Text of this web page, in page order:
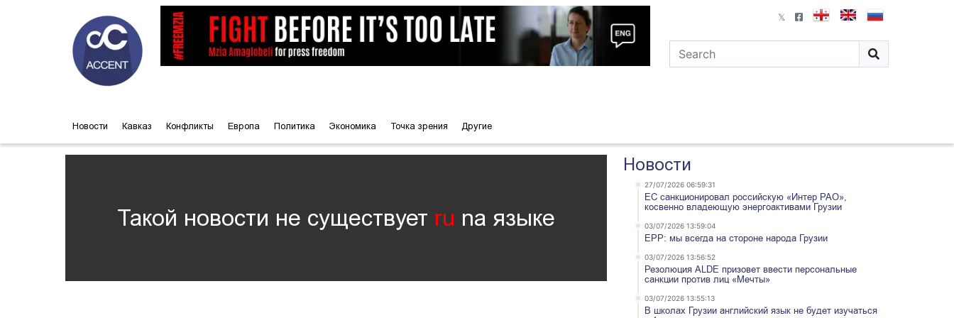
Новости Кавказ Конфликты Европа Политика Экономика Точка зрения Другие
Такой новости не существует ru nа языке
Новости
27/07/2026 06:59:31
ЕС санкционировал российскую «Интер РАО»,
косвенно владеющую энергоактивами Грузии
03/07/2026 13:59:04
EPP: мы всегда на стороне народа Грузии
03/07/2026 13:56:52
Резолюция ALDE призовет ввести персональные
санкции против лиц «Мечты»
03/07/2026 13:55:13
В школах Грузии английский язык не будет изучаться